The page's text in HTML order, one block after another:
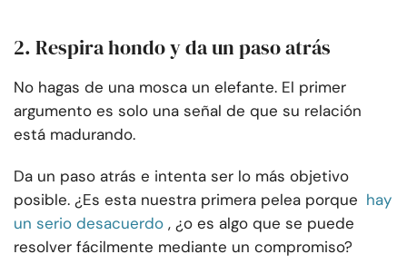
2. Respira hondo y da un paso atrás
No hagas de una mosca un elefante. El primer
argumento es solo una señal de que su relación
está madurando.
Da un paso atrás e intenta ser lo más objetivo
posible. ¿Es esta nuestra primera pelea porque hay
un serio desacuerdo , ¿o es algo que se puede
resolver fácilmente mediante un compromiso?